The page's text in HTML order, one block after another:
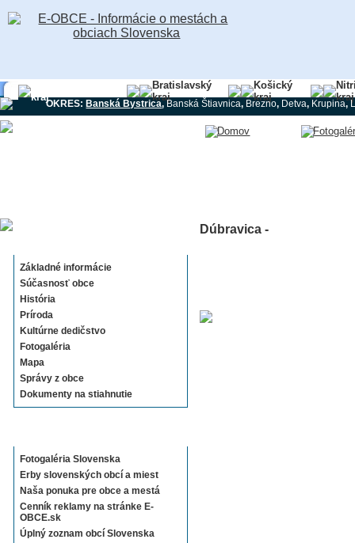
kraj
Bratislavský
kraj
Košický
kraj
kraj
OKRES: Banská Bystrica,Banská Štiavnica, Brezno, Detva, Krupina,
Základné informácie
Súčasnosť obce
História
Príroda
Kultúrne dedičstvo
Fotogaléria
Mapa
Správy z obce
Dokumenty na stiahnutie
Fotogaléria Slovenska
Erby slovenských obcí a miest
Naša ponuka pre obce a mestá
Cenník reklamy na stránke E-
OBCE.sk
Úplný zoznam obcí Slovenska
Dúbravica -